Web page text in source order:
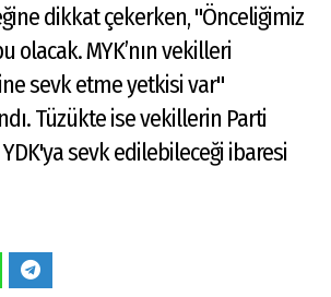
dikkat çekerken, "Önceliğimiz
olacak. MYK’nın vekilleri
sevk etme yetkisi var"
Tüzükte ise vekillerin Parti
sevk edilebileceği ibaresi